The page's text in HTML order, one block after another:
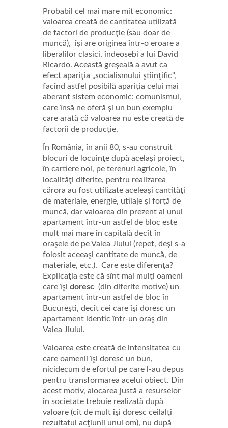
Probabil cel mai mare mit economic:
valoarea creată de cantitatea utilizată
de factori de producţie (sau doar de
muncă), îşi are originea într-o eroare a
liberalilor clasici, îndeosebi a lui David
Ricardo. Această greşeală a avut ca
efect apariţia „socialismului ştiinţific",
facînd astfel posibilă apariţia celui mai
aberant sistem economic: comunismul,
care însă ne oferă şi un bun exemplu
care arată că valoarea nu este creată de
factorii de producţie.
În România, în anii 80, s-au construit
blocuri de locuinţe după acelaşi proiect,
în cartiere noi, pe terenuri agricole, în
localităţi diferite, pentru realizarea
cărora au fost utilizate aceleaşi cantităţi
de materiale, energie, utilaje şi forţă de
muncă, dar valoarea din prezent al unui
apartament într-un astfel de bloc este
mult mai mare în capitală decît în
oraşele de pe Valea Jiului (repet, deşi s-a
folosit aceeaşi cantitate de muncă, de
materiale, etc.). Care este diferenţa?
Explicaţia este că sînt mai mulţi oameni
care îşi doresc (din diferite motive) un
apartament într-un astfel de bloc în
Bucureşti, decît cei care îşi doresc un
apartament identic într-un oraş din
Valea Jiului.
Valoarea este creată de intensitatea cu
care oamenii îşi doresc un bun,
nicidecum de efortul pe care l-au depus
pentru transformarea acelui obiect. Din
acest motiv, alocarea justă a resurselor
în societate trebuie realizată după
valoare (cît de mult îşi doresc ceilalţi
rezultatul acţiunii unui om), nu după